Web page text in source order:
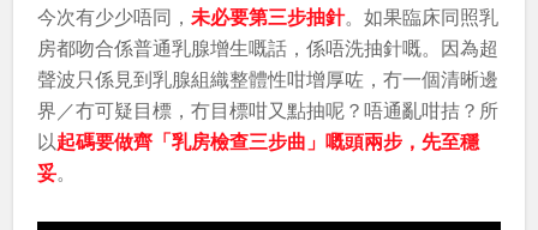
今次有少少唔同，未必要第三步抽針。如果臨床同照乳
房都吻合係普通乳腺增生嘅話，係唔洗抽針嘅。因為超
聲波只係見到乳腺組織整體性咁增厚咗，冇一個清晰邊
界／冇可疑目標，冇目標咁又點抽呢？唔通亂咁拮？所
以起碼要做齊「乳房檢查三步曲」嘅頭兩步，先至穩
妥。